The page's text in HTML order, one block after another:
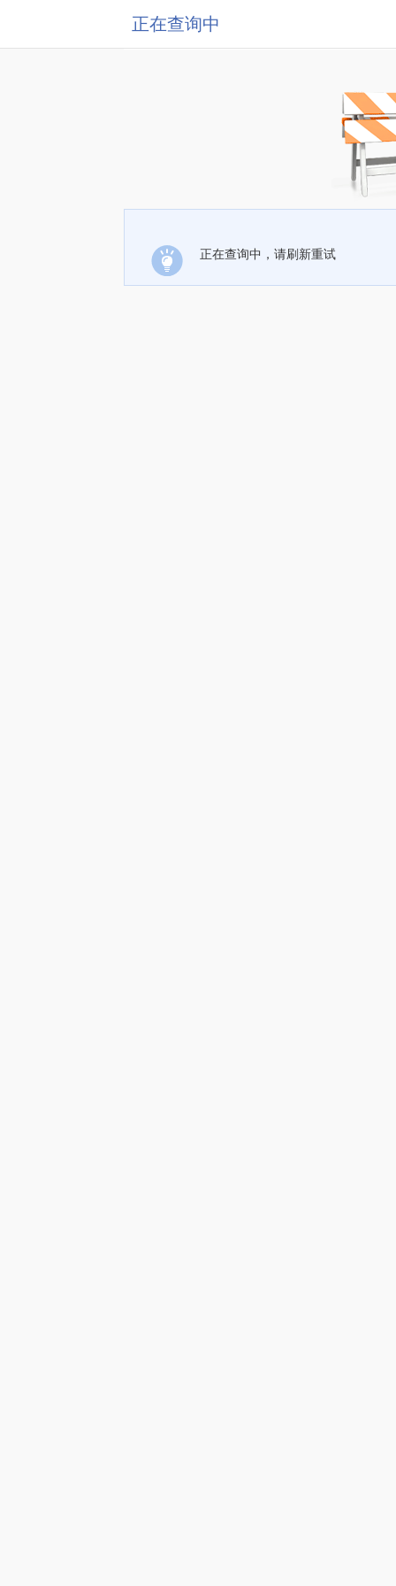
正在查询中
正在查询中，请刷新重试